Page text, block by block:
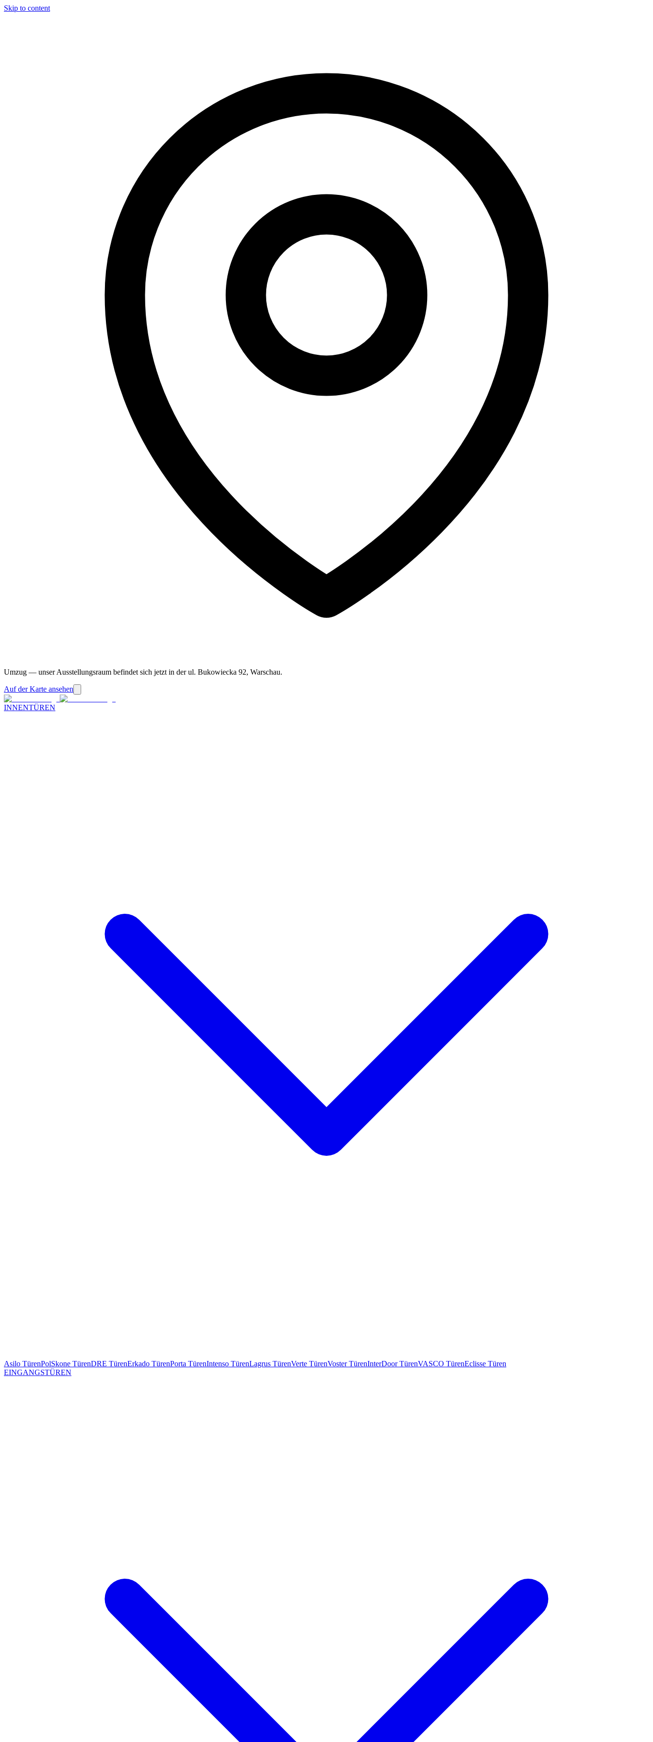
Skip to content
Umzug — unser Ausstellungsraum befindet sich jetzt in der ul. Bukowiecka 92, Warschau.
Auf der Karte ansehen
INNENTÜREN
Asilo TürenPolSkone TürenDRE TürenErkado TürenPorta TürenIntenso TürenLagrus TürenVerte TürenVoster TürenInterDoor TürenVASCO TürenEclisse Türen
EINGANGSTÜREN